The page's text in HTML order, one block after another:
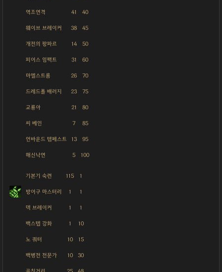
역조연격 41 40
웨이브 브레이커 38 45
개전의 팡파르 14 50
피어스 임팩트 31 60
마엘스트롬 26 70
드레드폴 배러지 23 75
교룡아 21 80
씨 베인 7 85
언바운드 템페스트 13 95
해신낙연 5 100
기본기 숙련 115 1
방어구 마스터리 1 1
덱 브레이커 1 1
백스텝 강화 1 10
노 쿼터 10 15
백병전 전문가 10 30